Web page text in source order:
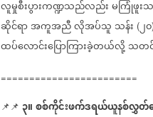
လူမှုစီးပွားကဏ္ဍသည်လည်းမကြုံဖူး
ဆိုင်ရာအကူအညီလိုအပ်သူ သန်း (၂၀
ထပ်လောင်းပြောကြားခဲ့တယ်လို့သတ
========================
📌📌 ၃။စစ်ကိုင်းဖက်ဒရယ်ယူနစ်လွှတ်